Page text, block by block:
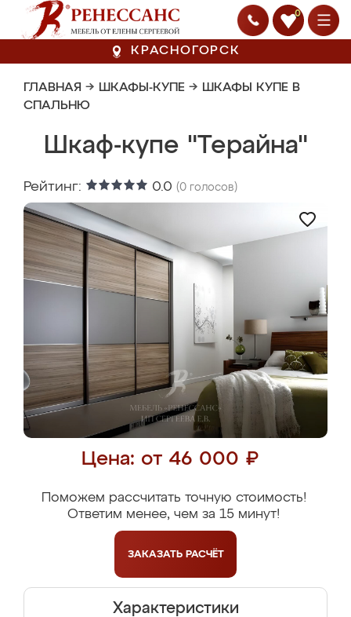
0
КРАСНОГОРСК
ГЛАВНАЯ → ШКАФЫ-КУПЕ → ШКАФЫ КУПЕ В
СПАЛЬНЮ
Шкаф-купе "Терайна"
Рейтинг: 0.0 (0 голосов)
Цена: от 46 000 ₽
Поможем рассчитать точную стоимость!
Ответим менее, чем за 15 минут!
ЗАКАЗАТЬ РАСЧЁТ
Характеристики